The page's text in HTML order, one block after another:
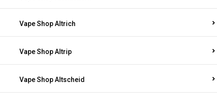
Vape Shop Altrich
Vape Shop Altrip
Vape Shop Altscheid